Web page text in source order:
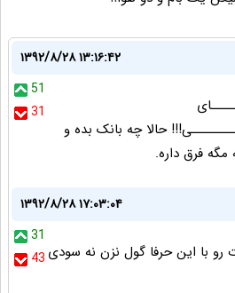
۱۳۹۲/۸/۲۸ ۱۳:۱۶:۴۲
51
31
حالا چه بانک بده و
فرق داره.
۱۳۹۲/۸/۲۸ ۱۷:۰۳:۰۴
31
43 با این حرفا گول نزن نه سودی